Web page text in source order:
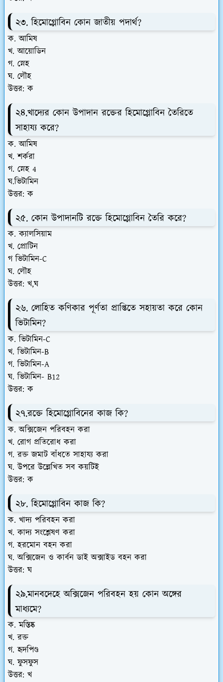
২৩. হিমোগ্লোবিন কোন জাতীয় পদার্থ?
ক. আমিষ
খ. আয়োডিন
গ. স্নেহ
ঘ. লৌহ
উত্তর: ক
২৪.খাদ্যের কোন উপাদান রক্তের হিমোগ্লোবিন তৈরিতে
সাহায্য করে?
ক. আমিষ
খ. শর্করা
গ. স্নেহ 4
ঘ.ভিটামিন
উত্তর: ক
২৫. কোন উপাদানটি রক্তে হিমোগ্লোবিন তৈরি করে?
ক. ক্যালসিয়াম
খ. প্রোটিন
গ ভিটামিন-C
ঘ. লৌহ
উত্তর: খ,ঘ
২৬. লোহিত কণিকার পূর্ণতা প্রাপ্তিতে সহায়তা করে কোন
ভিটামিন?
ক. ভিটামিন-C
খ. ভিটামিন-B
গ. ভিটামিন-A
ঘ. ভিটামিন- B12
উত্তর: ক
২৭.রক্তে হিমোগ্লোবিনের কাজ কি?
ক. অক্সিজেন পরিবহন করা
খ. রোগ প্রতিরোধ করা
গ. রক্ত জমাট বাঁধতে সাহায্য করা
ঘ. উপরে উল্লেখিত সব কয়টিই
উত্তর: ক
২৮. হিমোগ্লোবিন কাজ কি?
ক. খাদ্য পরিবহন করা
খ. কাদ্য সংশ্লেষণ করা
গ. হরমোন বহন করা
ঘ. অক্সিজেন ও কার্বন ডাই অক্সাইড বহন করা
উত্তর: ঘ
২৯.মানবদেহে অক্সিজেন পরিবহন হয় কোন অঙ্গের
মাধ্যমে?
ক. মস্তিষ্ক
খ. রক্ত
গ. হৃদপিণ্ড
ঘ. ফুসফুস
উত্তর: খ